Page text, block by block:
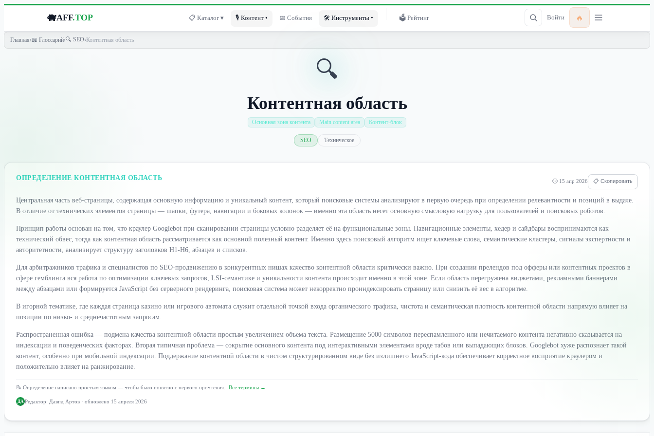
🐗AFF.TOP 📋 Каталог ▾ 🎙 Контент ▾ 📅 События 🛠 Инструменты ▾ 🗳 Рейтинг Войти 🔥
Главная›📖 Глоссарий›🔍 SEO› Контентная область
🔍
Контентная область
Основная зона контента Main content area Контент-блок
SEO Техническое
ОПРЕДЕЛЕНИЕ КОНТЕНТНАЯ ОБЛАСТЬ 🕒 15 апр 2026 📋 Скопировать
Центральная часть веб-страницы, содержащая основную информацию и уникальный контент, который поисковые системы анализируют в первую очередь при определении релевантности и позиций в выдаче.
В отличие от технических элементов страницы — шапки, футера, навигации и боковых колонок — именно эта область несет основную смысловую нагрузку для пользователей и поисковых роботов.
Принцип работы основан на том, что краулер Googlebot при сканировании страницы условно разделяет её на функциональные зоны. Навигационные элементы, хедер и сайдбары воспринимаются как
технический обвес, тогда как контентная область рассматривается как основной полезный контент. Именно здесь поисковый алгоритм ищет ключевые слова, семантические кластеры, сигналы экспертности и
авторитетности, анализирует структуру заголовков H1-H6, абзацев и списков.
Для арбитражников трафика и специалистов по SEO-продвижению в конкурентных нишах качество контентной области критически важно. При создании прелендов под офферы или контентных проектов в
сфере гемблинга вся работа по оптимизации ключевых запросов, LSI-семантике и уникальности контента происходит именно в этой зоне. Если область перегружена виджетами, рекламными баннерами
между абзацами или формируется JavaScript без серверного рендеринга, поисковая система может некорректно проиндексировать страницу или снизить её вес в алгоритме.
В игорной тематике, где каждая страница казино или игрового автомата служит отдельной точкой входа органического трафика, чистота и семантическая плотность контентной области напрямую влияет на
позиции по низко- и среднечастотным запросам.
Распространенная ошибка — подмена качества контентной области простым увеличением объема текста. Размещение 5000 символов переспамленного или нечитаемого контента негативно сказывается на
индексации и поведенческих факторах. Вторая типичная проблема — сокрытие основного контента под интерактивными элементами вроде табов или выпадающих блоков. Googlebot хуже распознает такой
контент, особенно при мобильной индексации. Поддержание контентной области в чистом структурированном виде без излишнего JavaScript-кода обеспечивает корректное восприятие краулером и
положительно влияет на ранжирование.
📝 Определение написано простым языком — чтобы было понятно с первого прочтения. Все термины →
ДА Редактор: Давид Артов · обновлено 15 апреля 2026